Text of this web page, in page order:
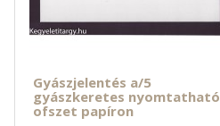
Gyászjelentés a/5
gyászkeretes nyomtatható
ofszet papíron